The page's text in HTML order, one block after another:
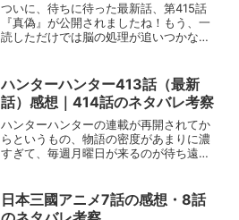
ついに、待ちに待った最新話、第415話
『真偽』が公開されましたね！もう、一
読しただけでは脳の処理が追いつかない
と言わんばかりの密度に圧倒されていま
す。今回のエピソードは...
ハンターハンター413話（最新
話）感想｜414話のネタバレ考察
ハンターハンターの連載が再開されてか
らというもの、物語の密度があまりに濃
すぎて、毎週月曜日が来るのが待ち遠し
して、王位継承戦の根幹を揺るがすよう
な凄まじい情報がこれで...
日本三國アニメ7話の感想・8話